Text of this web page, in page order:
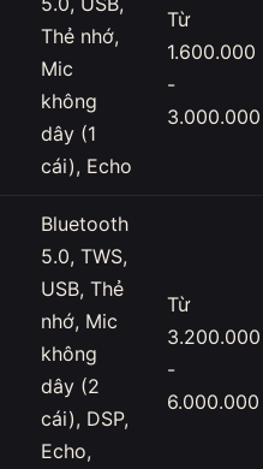
Thẻ nhớ,
Mic
không
dây (1
cái), Echo
Từ
1.600.000
-
3.000.000
Bluetooth
5.0, TWS,
USB, Thẻ
nhớ, Mic
không
dây (2
cái), DSP,
Echo,
Từ
3.200.000
-
6.000.000